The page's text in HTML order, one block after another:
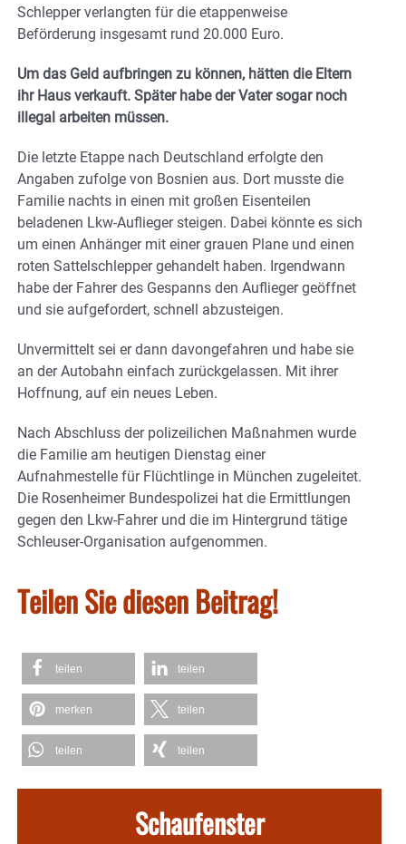
Schlepper verlangten für die etappenweise
Beförderung insgesamt rund 20.000 Euro.
Um das Geld aufbringen zu können, hätten die Eltern
ihr Haus verkauft. Später habe der Vater sogar noch
illegal arbeiten müssen.
Die letzte Etappe nach Deutschland erfolgte den
Angaben zufolge von Bosnien aus. Dort musste die
Familie nachts in einen mit großen Eisenteilen
beladenen Lkw-Auflieger steigen. Dabei könnte es sich
um einen Anhänger mit einer grauen Plane und einen
roten Sattelschlepper gehandelt haben. Irgendwann
habe der Fahrer des Gespanns den Auflieger geöffnet
und sie aufgefordert, schnell abzusteigen.
Unvermittelt sei er dann davongefahren und habe sie
an der Autobahn einfach zurückgelassen. Mit ihrer
Hoffnung, auf ein neues Leben.
Nach Abschluss der polizeilichen Maßnahmen wurde
die Familie am heutigen Dienstag einer
Aufnahmestelle für Flüchtlinge in München zugeleitet.
Die Rosenheimer Bundespolizei hat die Ermittlungen
gegen den Lkw-Fahrer und die im Hintergrund tätige
Schleuser-Organisation aufgenommen.
Teilen Sie diesen Beitrag!
teilen teilen
merken teilen
teilen teilen
Schaufenster